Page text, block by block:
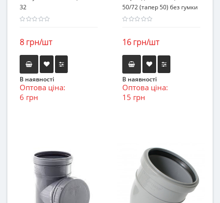
32
8 грн/шт
В наявності
Оптова ціна:
6 грн
50/72 (тапер 50) без гумки
16 грн/шт
В наявності
Оптова ціна:
15 грн